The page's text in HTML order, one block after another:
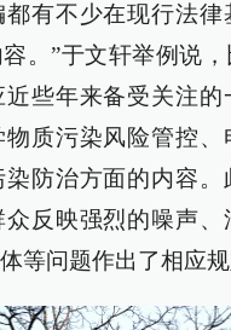
有不少在现行法律
。”于文轩举例说
些年来备受关注的
质污染风险管控、
防治方面的内容。
反映强烈的噪声、
等问题作出了相应规